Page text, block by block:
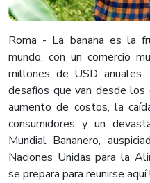
Roma - La banana es la
mundo, con un comercio
millones de USD
desafíos que van desde
aumento de costos, la
consumidores y un
Mundial Bananero,
Naciones Unidas para la
se prepara para reunirse